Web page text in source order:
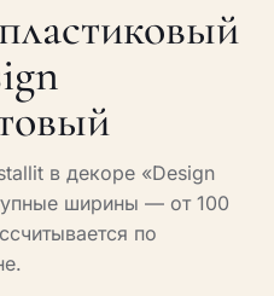
в декоре «Design
ширины — от 100
по